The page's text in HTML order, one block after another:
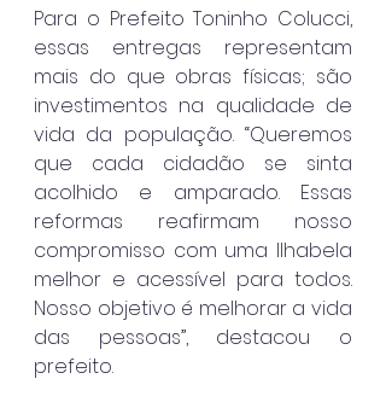
Para o Prefeito Toninho Colucci,
essas entregas representam
mais do que obras físicas; são
investimentos na qualidade de
vida da população. “Queremos
que cada cidadão se sinta
acolhido e amparado. Essas
reformas reafirmam nosso
compromisso com uma Ilhabela
melhor e acessível para todos.
Nosso objetivo é melhorar a vida
das pessoas”, destacou o
prefeito.